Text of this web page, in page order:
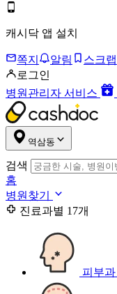
캐시닥 앱 설치
쪽지 알림
스크랩
로그인
병원관리자 서비스
역삼동
검색
홈
병원찾기
진료과별 17개
피부과